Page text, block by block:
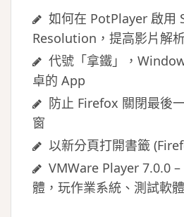
如何在 PotPlayer 啟用
Resolution，提高影片解
代號「拿鐵」，
卓的 App
防止 Firefox 關閉最後
窗
以新分頁打開書籤
VMWare Player 7.0.0
體，玩作業系統、測試軟